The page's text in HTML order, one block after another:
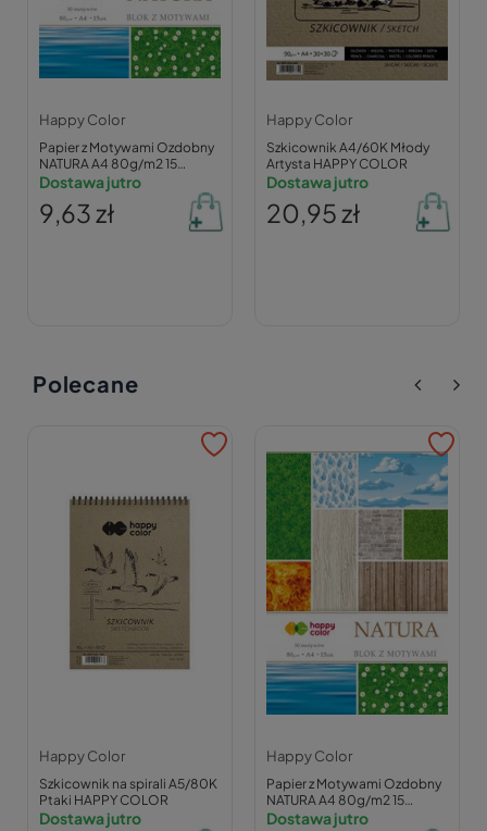
Happy Color
Papier z Motywami Ozdobny
NATURA A4 80g/m2 15
Arkuszy Happy Color
Dostawa jutro
9,63 zł
Happy Color
Szkicownik A4/60K Młody
Artysta HAPPY COLOR
Dostawa jutro
20,95 zł
Polecane
Happy Color
Szkicownik na spirali A5/80K
Ptaki HAPPY COLOR
Dostawa jutro
Happy Color
Papier z Motywami Ozdobny
NATURA A4 80g/m2 15
Arkuszy Happy Color
Dostawa jutro